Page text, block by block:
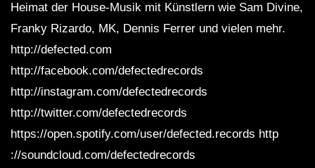
Heimat der House-Musik mit Künstlern wie Sam Divine,
Franky Rizardo, MK, Dennis Ferrer und vielen mehr.
http://defected.com
http://facebook.com/defectedrecords
http://instagram.com/defectedrecords
http://twitter.com/defectedrecords
https://open.spotify.com/user/defected.records http
://soundcloud.com/defectedrecords